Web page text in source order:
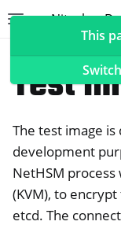
Nitrokey
navigation of
navigation of
navigation of ニト
Test
The test image
development
NetHSM
(KVM), to
etcd. The
This